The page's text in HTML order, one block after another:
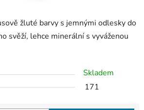
žluté barvy s jemnými odlesky do
svěží, lehce minerální s vyváženou
Skladem
171